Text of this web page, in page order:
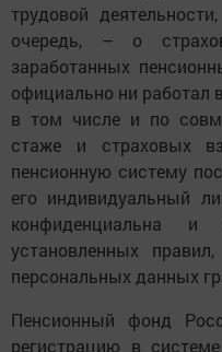
трудовой
очередь, – о
заработанных
официально ни работал
в том числе и по
стаже и страховых
пенсионную систему
его индивидуальный
конфиденциальна
установленных
персональных данных
Пенсионный фонд
регистрацию в